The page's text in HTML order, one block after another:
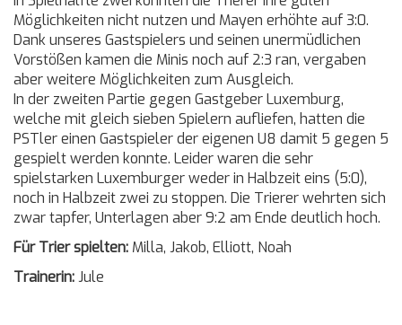
Möglichkeiten nicht nutzen und Mayen erhöhte auf 3:0.
Dank unseres Gastspielers und seinen unermüdlichen
Vorstößen kamen die Minis noch auf 2:3 ran, vergaben
aber weitere Möglichkeiten zum Ausgleich.
In der zweiten Partie gegen Gastgeber Luxemburg,
welche mit gleich sieben Spielern aufliefen, hatten die
PSTler einen Gastspieler der eigenen U8 damit 5 gegen 5
gespielt werden konnte. Leider waren die sehr
spielstarken Luxemburger weder in Halbzeit eins (5:0),
noch in Halbzeit zwei zu stoppen. Die Trierer wehrten sich
zwar tapfer, Unterlagen aber 9:2 am Ende deutlich hoch.
Für Trier spielten: Milla, Jakob, Elliott, Noah
Trainerin:Jule